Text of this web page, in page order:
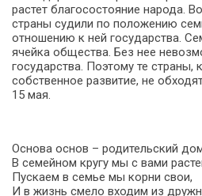
растет благосостояние народа.
страны судили по положению
отношению к ней государства.
ячейка общества. Без нее
государства. Поэтому те страны,
собственное развитие, не
15 мая.
Основа основ – родительский
В семейном кругу мы с вами
Пускаем в семье мы корни свои,
И в жизнь смело входим из